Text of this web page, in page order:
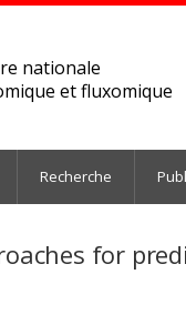
nationale
et fluxomique
Recherche
for